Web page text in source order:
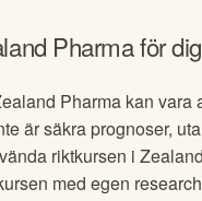
Pharmaför
Pharma kan vara
är säkra prognoser,
riktkursen i
med egen